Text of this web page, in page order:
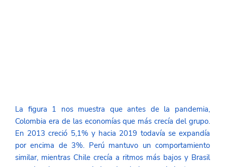
La figura 1 nos muestra que antes de la pandemia,
Colombia era de las economías que más crecía del grupo.
En 2013 creció 5,1% y hacia 2019 todavía se expandía
por encima de 3%. Perú mantuvo un comportamiento
similar, mientras Chile crecía a ritmos más bajos y Brasil